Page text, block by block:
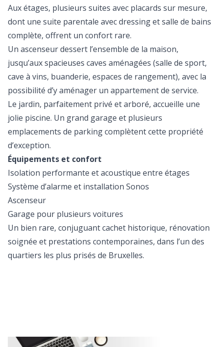
Aux étages, plusieurs suites avec placards sur mesure,
dont une suite parentale avec dressing et salle de bains
complète, offrent un confort rare.
Un ascenseur dessert l’ensemble de la maison,
jusqu’aux spacieuses caves aménagées (salle de sport,
cave à vins, buanderie, espaces de rangement), avec la
possibilité d’y aménager un appartement de service.
Le jardin, parfaitement privé et arboré, accueille une
jolie piscine. Un grand garage et plusieurs
emplacements de parking complètent cette propriété
d’exception.
Équipements et confort
Isolation performante et acoustique entre étages
Système d’alarme et installation Sonos
Ascenseur
Garage pour plusieurs voitures
Un bien rare, conjuguant cachet historique, rénovation
soignée et prestations contemporaines, dans l’un des
quartiers les plus prisés de Bruxelles.